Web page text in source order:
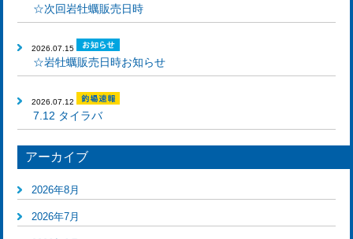
☆次回岩牡蠣販売日時
2026.07.15
☆岩牡蠣販売日時お知らせ
2026.07.12
7.12 タイラバ
アーカイブ
2026年8月
2026年7月